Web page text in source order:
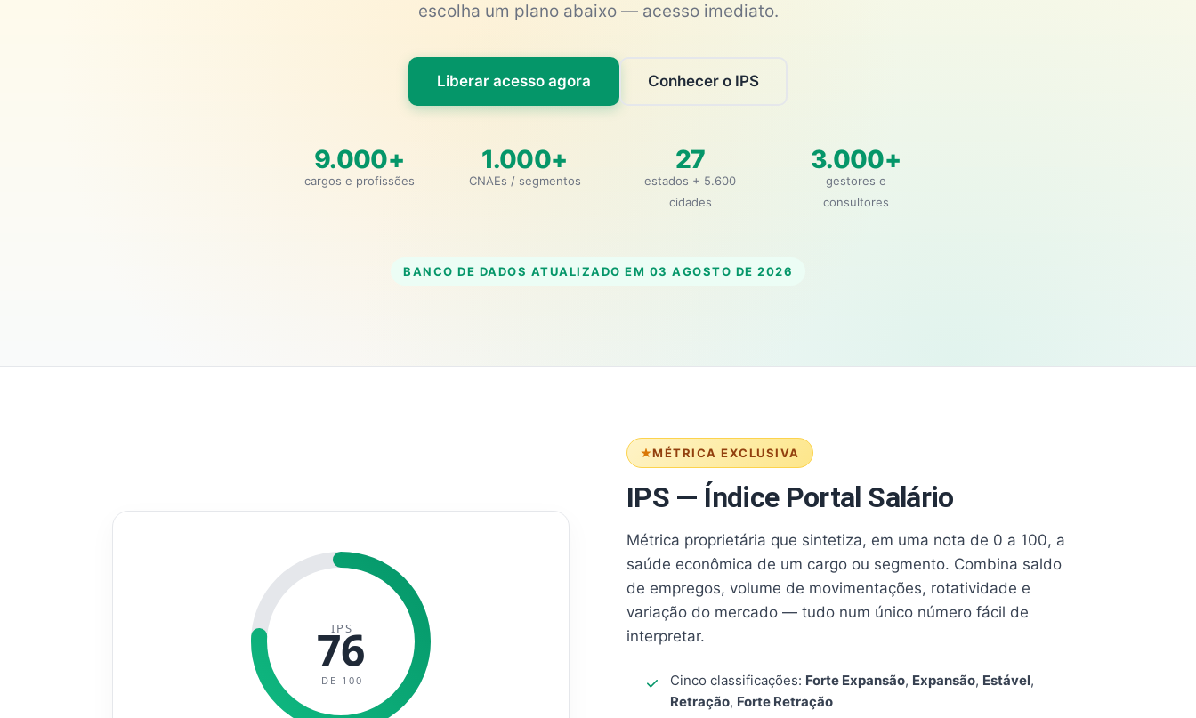
escolha um plano abaixo — acesso imediato.
Liberar acesso agora Conhecer o IPS
9.000+
cargos e profissões
1.000+
CNAEs / segmentos
27
estados + 5.600
cidades
3.000+
gestores e
consultores
BANCO DE DADOS ATUALIZADO EM 03 AGOSTO DE 2026
MÉTRICA EXCLUSIVA
IPS — Índice Portal Salário
Métrica proprietária que sintetiza, em uma nota de 0 a 100, a
saúde econômica de um cargo ou segmento. Combina saldo
de empregos, volume de movimentações, rotatividade e
variação do mercado — tudo num único número fácil de
interpretar.
Cinco classificações: Forte Expansão, Expansão, Estável,
Retração, Forte Retração
IPS
76
DE 100